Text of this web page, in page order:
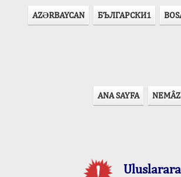
AZӘRBAYCAN БЪЛГАРСКИ1
ANA SAYFA